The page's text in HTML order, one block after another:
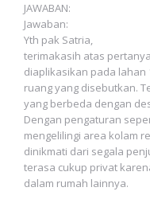
JAWABAN:
Jawaban:
Yth pak Satria,
terimakasih atas
diaplikasikan pada lahan
ruang yang disebutkan.
yang berbeda dengan
Dengan pengaturan
mengelilingi area kolam
dinikmati dari segala
terasa cukup privat
dalam rumah lainnya.